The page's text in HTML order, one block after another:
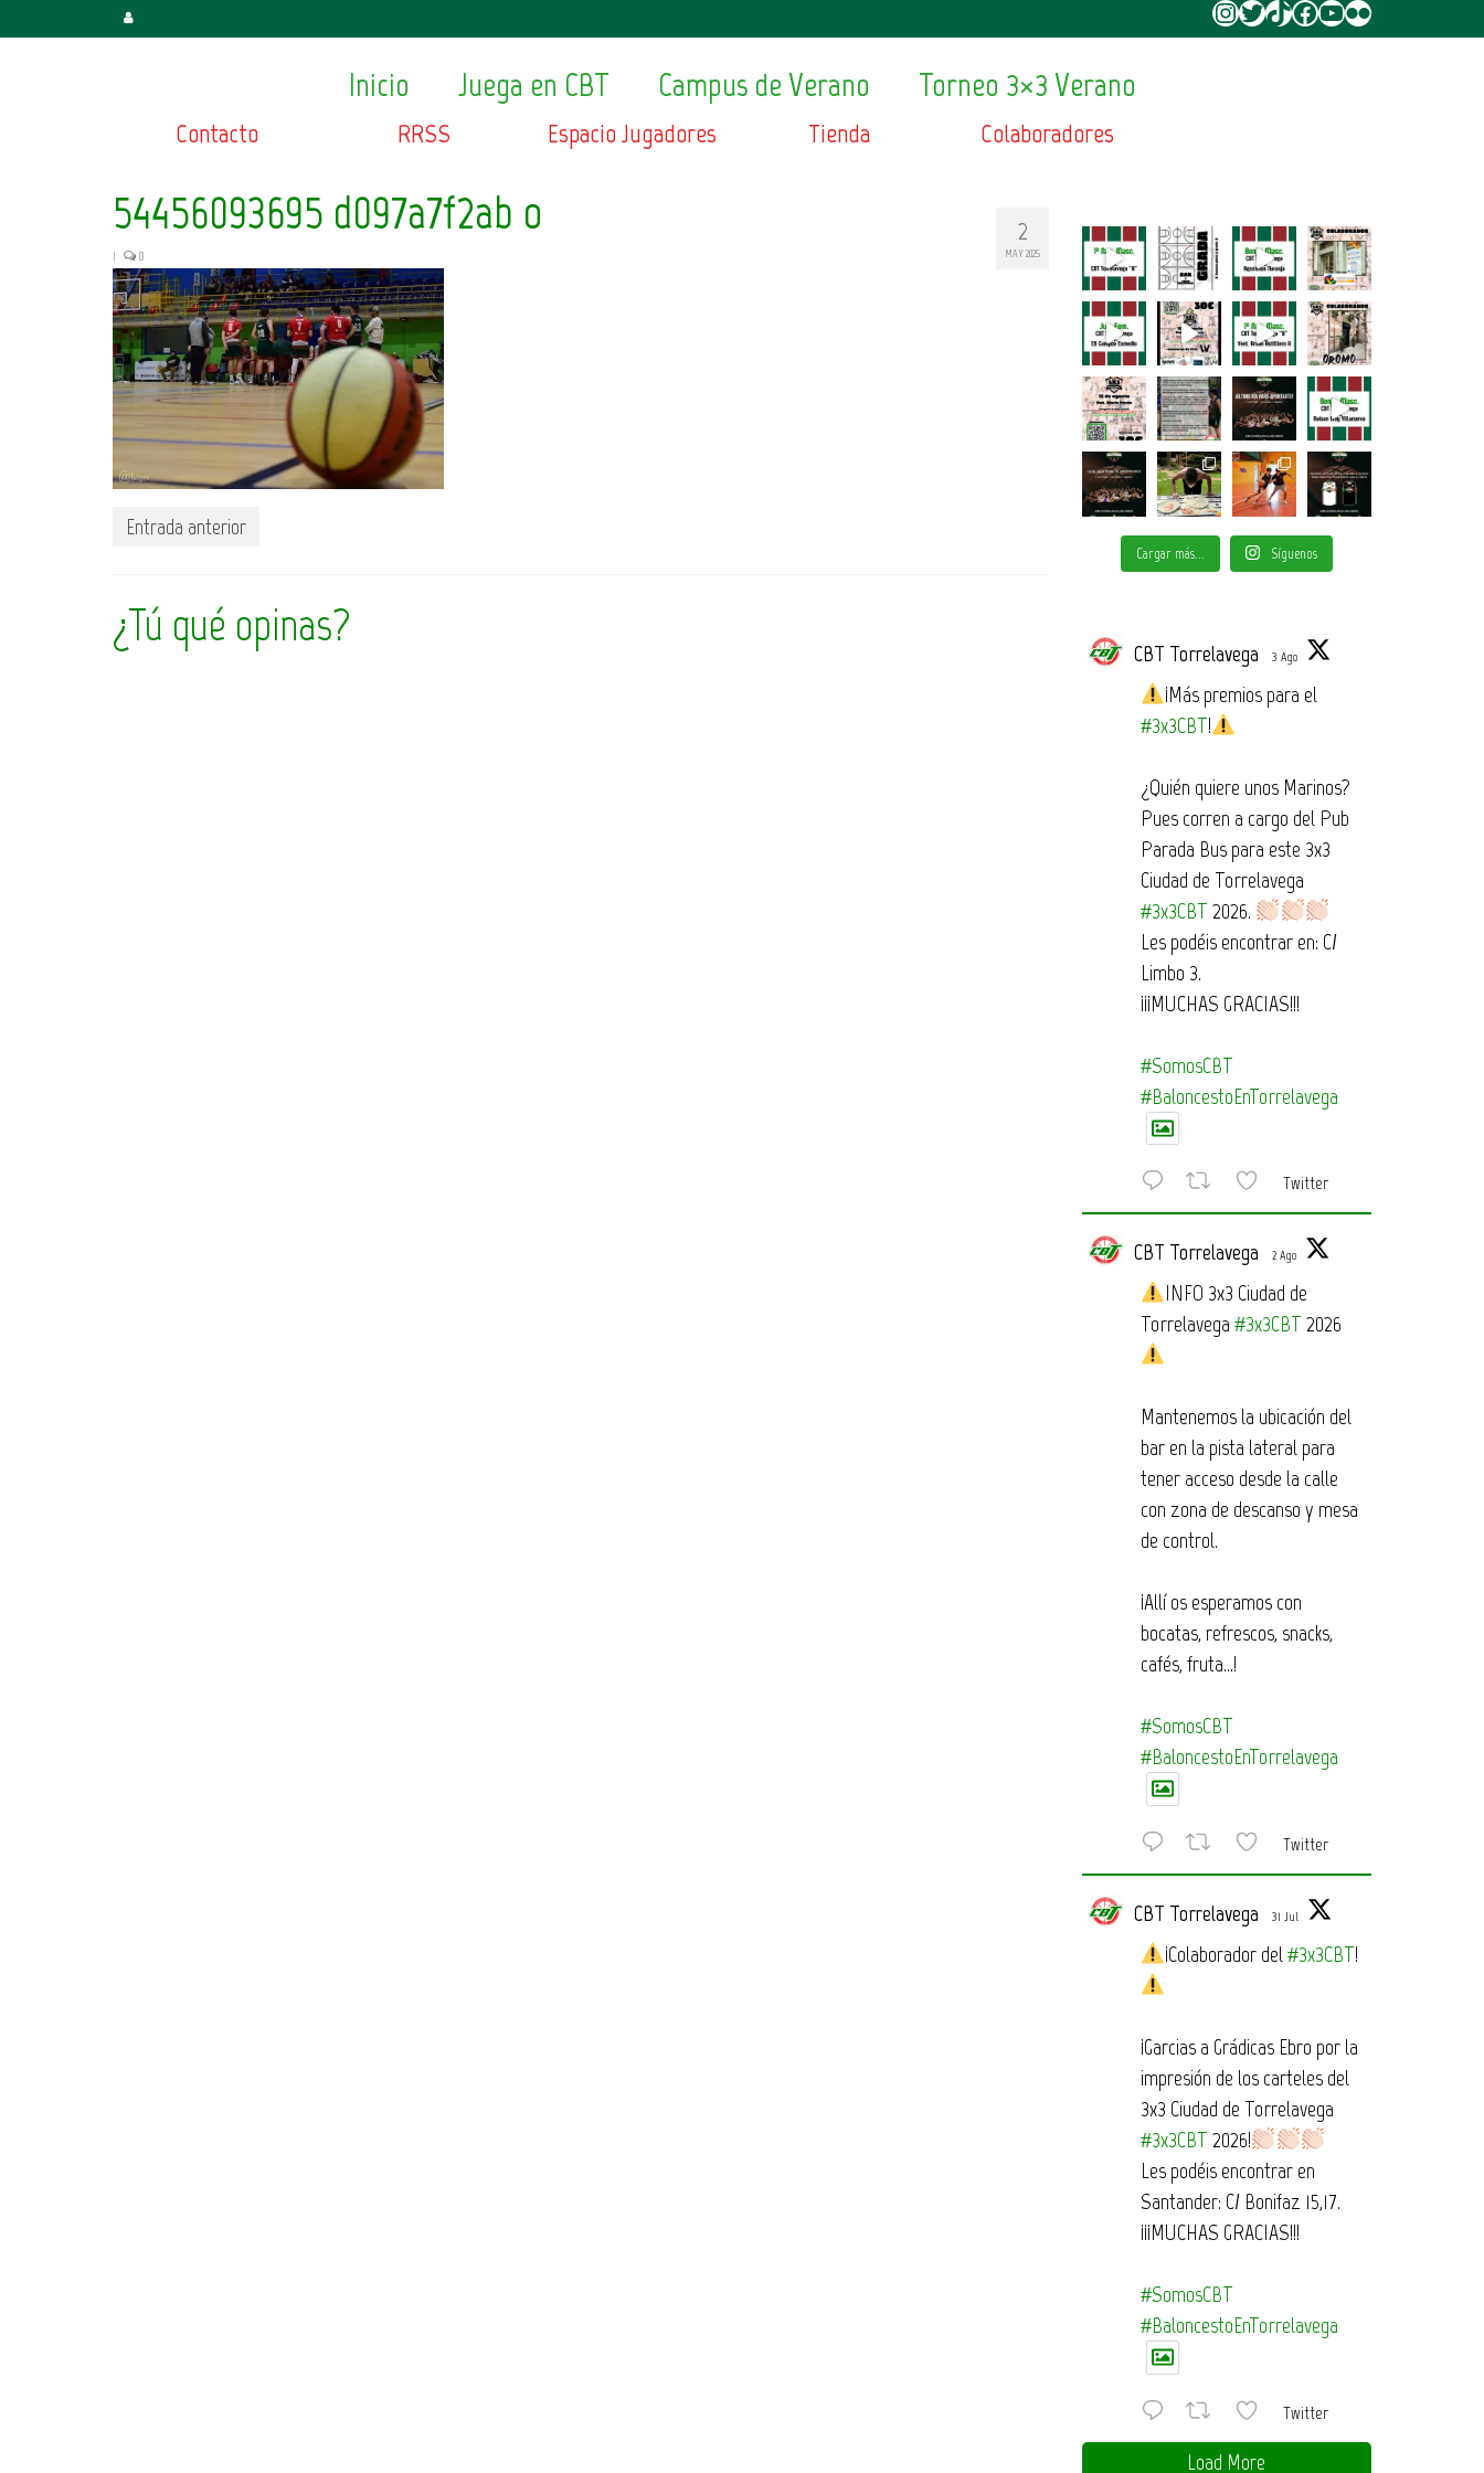
Instagram
Twitter
TikTokFacebook
YouTube
Flickr
Inicio Juega en CBT Campus de Verano Torneo 3×3 Verano
Contacto RRSS Espacio Jugadores Tienda Colaboradores
2
MAY 2025
54456093695_d097a7f2ab_o
| 0
Entrada anterior
¿Tú qué opinas?
Cargar más... Síguenos
CBT Torrelavega 3 Ago
¡Más premios para el
#3x3CBT!
¿Quién quiere unos Marinos?
Pues corren a cargo del Pub
Parada Bus para este 3x3
Ciudad de Torrelavega
#3x3CBT 2026.
Les podéis encontrar en: C/
Limbo 3.
¡¡¡MUCHAS GRACIAS!!!
#SomosCBT
#BaloncestoEnTorrelavega
Twitter
CBT Torrelavega 2 Ago
INFO 3x3 Ciudad de
Torrelavega#3x3CBT 2026
Mantenemos la ubicación del
bar en la pista lateral para
tener acceso desde la calle
con zona de descanso y mesa
de control.
¡Allí os esperamos con
bocatas, refrescos, snacks,
cafés, fruta…!
#SomosCBT
#BaloncestoEnTorrelavega
Twitter
CBT Torrelavega 31 Jul
¡Colaborador del#3x3CBT!
¡Garcias a Grádicas Ebro por la
impresión de los carteles del
3x3 Ciudad de Torrelavega
#3x3CBT 2026!
Les podéis encontrar en
Santander: C/ Bonifaz 15,17.
¡¡¡MUCHAS GRACIAS!!!
#SomosCBT
#BaloncestoEnTorrelavega
Twitter
Load More